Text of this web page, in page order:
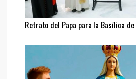
Retrato del Papa para la Basílica de